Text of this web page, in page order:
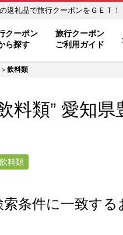
】のお礼の品一覧 ふるさと納税の返礼品で旅行
クーポン
ら探す
旅行クーポン
ご利用ガイド
飲料類
料類” 愛知県
飲料類
索条件に一致す